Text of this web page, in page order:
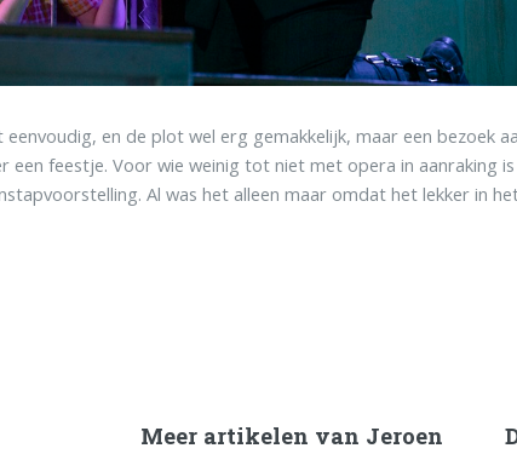
eenvoudig, en de plot wel erg gemakkelijk, maar een bezoek
een feestje. Voor wie weinig tot niet met opera in aanraking is
Al was het alleen maar omdat het lekker in
Meer artikelen van Jeroen